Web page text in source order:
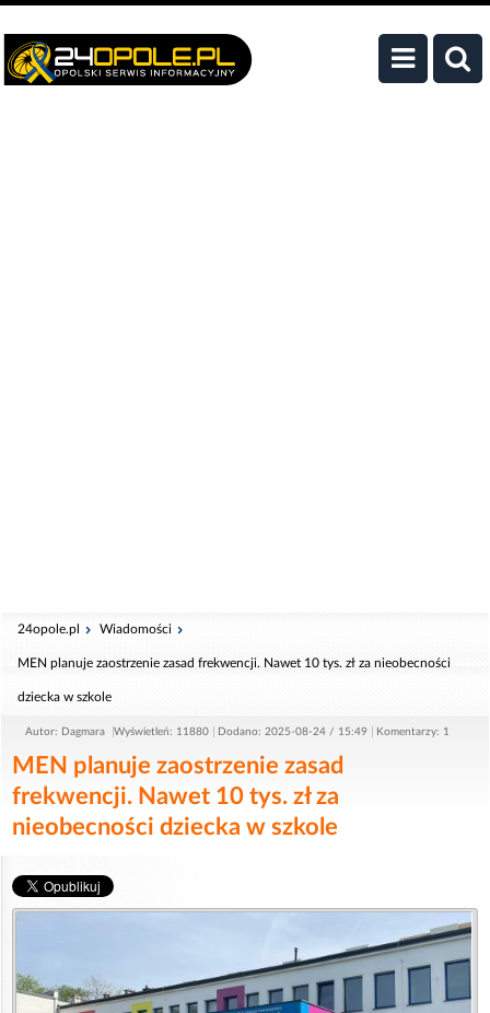
24opole.pl Wiadomości
MEN planuje zaostrzenie zasad frekwencji. Nawet 10 tys. zł za nieobecności
dziecka w szkole
Autor: Dagmara Wyświetleń: 11880 Dodano: 2025-08-24 / 15:49 Komentarzy: 1
MEN planuje zaostrzenie zasad
frekwencji. Nawet 10 tys. zł za
nieobecności dziecka w szkole